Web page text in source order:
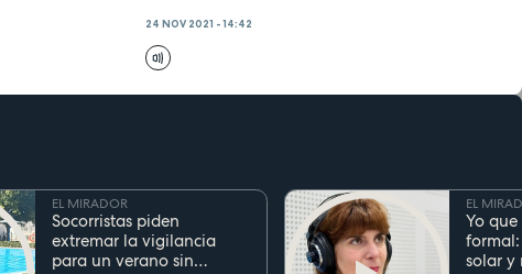
24 NOV 2021 - 14:42
EL MIRADOR
Socorristas piden
extremar la vigilancia
para un verano sin
EL
Yo
solar y